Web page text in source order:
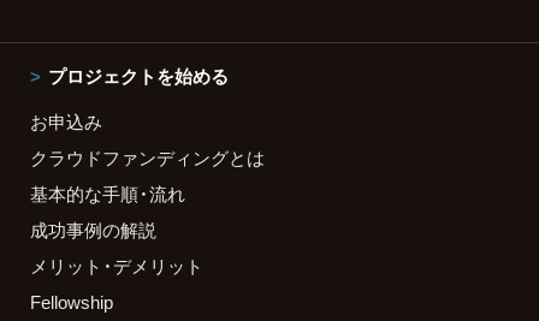
プロジェクトを始める
お申込み
クラウドファンディングとは
基本的な手順・流れ
成功事例の解説
メリット・デメリット
Fellowship